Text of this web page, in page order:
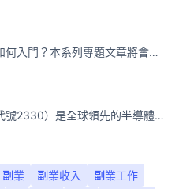
ETF是什麼？ETF投資如何入門？本系列專題文章將會告訴你新手必須知道的ETF基礎知識。
台積電（tSMC；股票代號2330）是全球領先的半導體代工公司，成立於1987年，總部位於台灣新竹。且已於美國、日本、德國及中國設廠，台積電是全球首家專業積體電路製造服務公司，也是全球最先進和最大規模的半導體代工廠。
副業 副業收入
副業工作